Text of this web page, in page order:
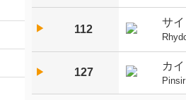
▶︎ 112
サ
▶︎ 127
カ
Pinsir